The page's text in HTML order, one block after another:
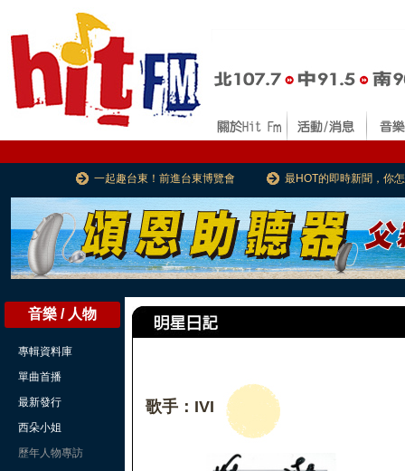
一起趣台東！前進台東博覽會 最HOT的即時新聞，你
音樂 / 人物
專輯資料庫
單曲首播
最新發行
西朵小姐
歷年人物專訪
歌手：IVI